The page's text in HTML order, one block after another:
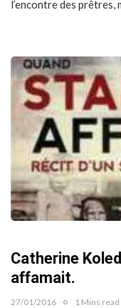
l’encontre des prêtres,
Catherine
affamait.
27/01/2016 1 Mins read